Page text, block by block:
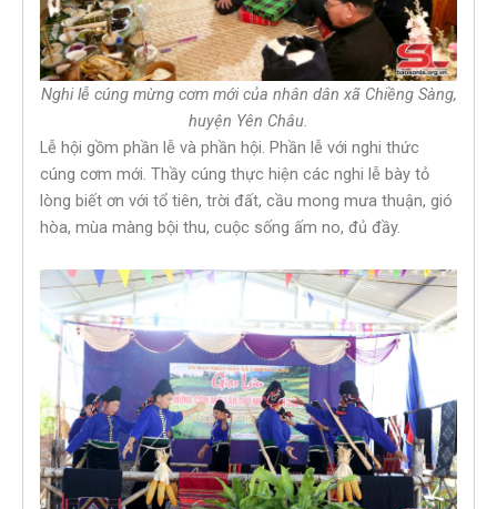
Nghi lễ cúng mừng cơm mới của nhân dân xã Chiềng Sàng,
huyện Yên Châu.
Lễ hội gồm phần lễ và phần hội. Phần lễ với nghi thức
cúng cơm mới. Thầy cúng thực hiện các nghi lễ bày tỏ
lòng biết ơn với tổ tiên, trời đất, cầu mong mưa thuận, gió
hòa, mùa màng bội thu, cuộc sống ấm no, đủ đầy.